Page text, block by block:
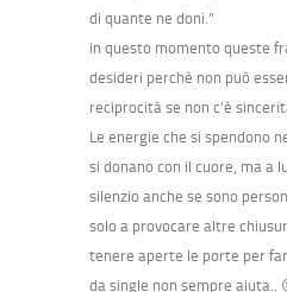
di quante ne doni.”
in questo momento queste
desideri perchè non può
reciprocità se non c’è
Le energie che si spendono
si donano con il cuore, ma a
silenzio anche se sono
solo a provocare altre
tenere aperte le porte per
da single non sempre